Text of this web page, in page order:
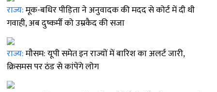
राज्य:मूक-बधिर पीड़िता ने अनुवादक की मदद से कोर्ट में दी थी
गवाही, अब दुष्कर्मी को उम्रकैद की सजा
राज्य:मौसम: यूपी समेत इन राज्यों में बारिश का अलर्ट जारी,
क्रिसमस पर ठंड से कांपेंगे लोग